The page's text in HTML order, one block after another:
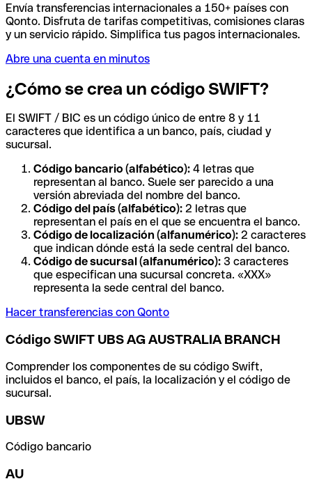
Envía transferencias internacionales a 150+ países con
Qonto. Disfruta de tarifas competitivas, comisiones claras
y un servicio rápido. Simplifica tus pagos internacionales.
Abre una cuenta en minutos
¿Cómo se crea un código SWIFT?
El SWIFT / BIC es un código único de entre 8 y 11
caracteres que identifica a un banco, país, ciudad y
sucursal.
Código bancario (alfabético): 4 letras que
representan al banco. Suele ser parecido a una
versión abreviada del nombre del banco.
Código del país (alfabético): 2 letras que
representan el país en el que se encuentra el banco.
Código de localización (alfanumérico): 2 caracteres
que indican dónde está la sede central del banco.
Código de sucursal (alfanumérico): 3 caracteres
que especifican una sucursal concreta. «XXX»
representa la sede central del banco.
Hacer transferencias con Qonto
Código SWIFT UBS AG AUSTRALIA BRANCH
Comprender los componentes de su código Swift,
incluidos el banco, el país, la localización y el código de
sucursal.
UBSW
Código bancario
AU